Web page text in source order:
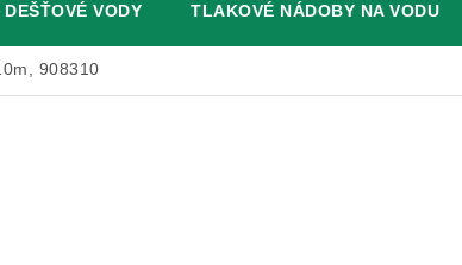
VODY TLAKOVÉ NÁDOBY NA VODU
908310